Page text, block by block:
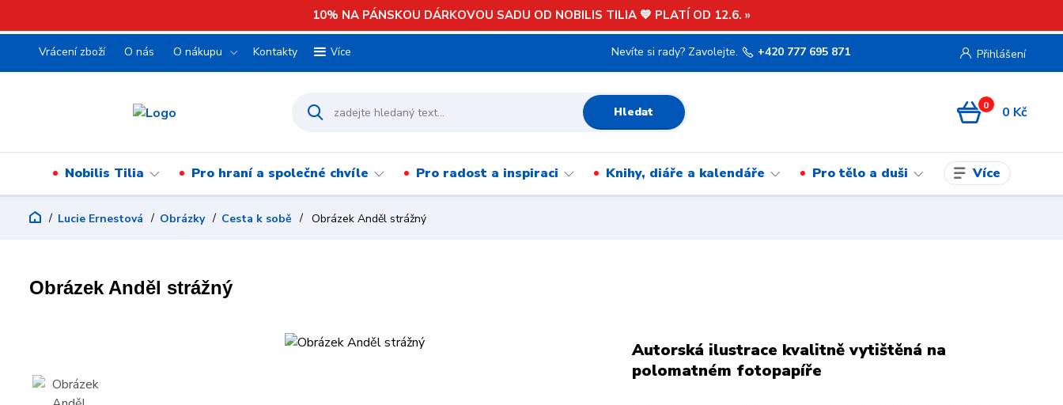
10% NA PÁNSKOU DÁRKOVOU SADU OD NOBILIS TILIA 💙 PLATÍ OD 12.6. »
Vrácení zboží O nás O nákupu Kontakty Více Přihlášení
Hledat
Nevíte si rady? Zavolejte. +420 777 695 871
0 0 Kč
Nobilis Tilia Pro hraní a společné chvíle Pro radost a inspiraci Knihy, diáře a kalendáře Pro tělo a duši Více
Lucie Ernestová Obrázky Cesta k sobě Obrázek Anděl strážný
Obrázek Anděl strážný
Autorská ilustrace kvalitně vytištěná na
polomatném fotopapíře